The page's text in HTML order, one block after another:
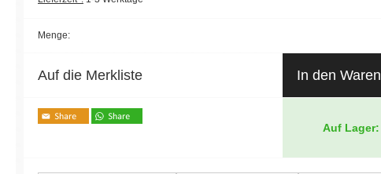
Menge:
Auf die Merkliste In den
Auf